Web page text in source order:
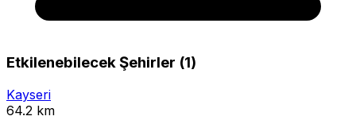
Etkilenebilecek Şehirler (1)
Kayseri
64.2 km